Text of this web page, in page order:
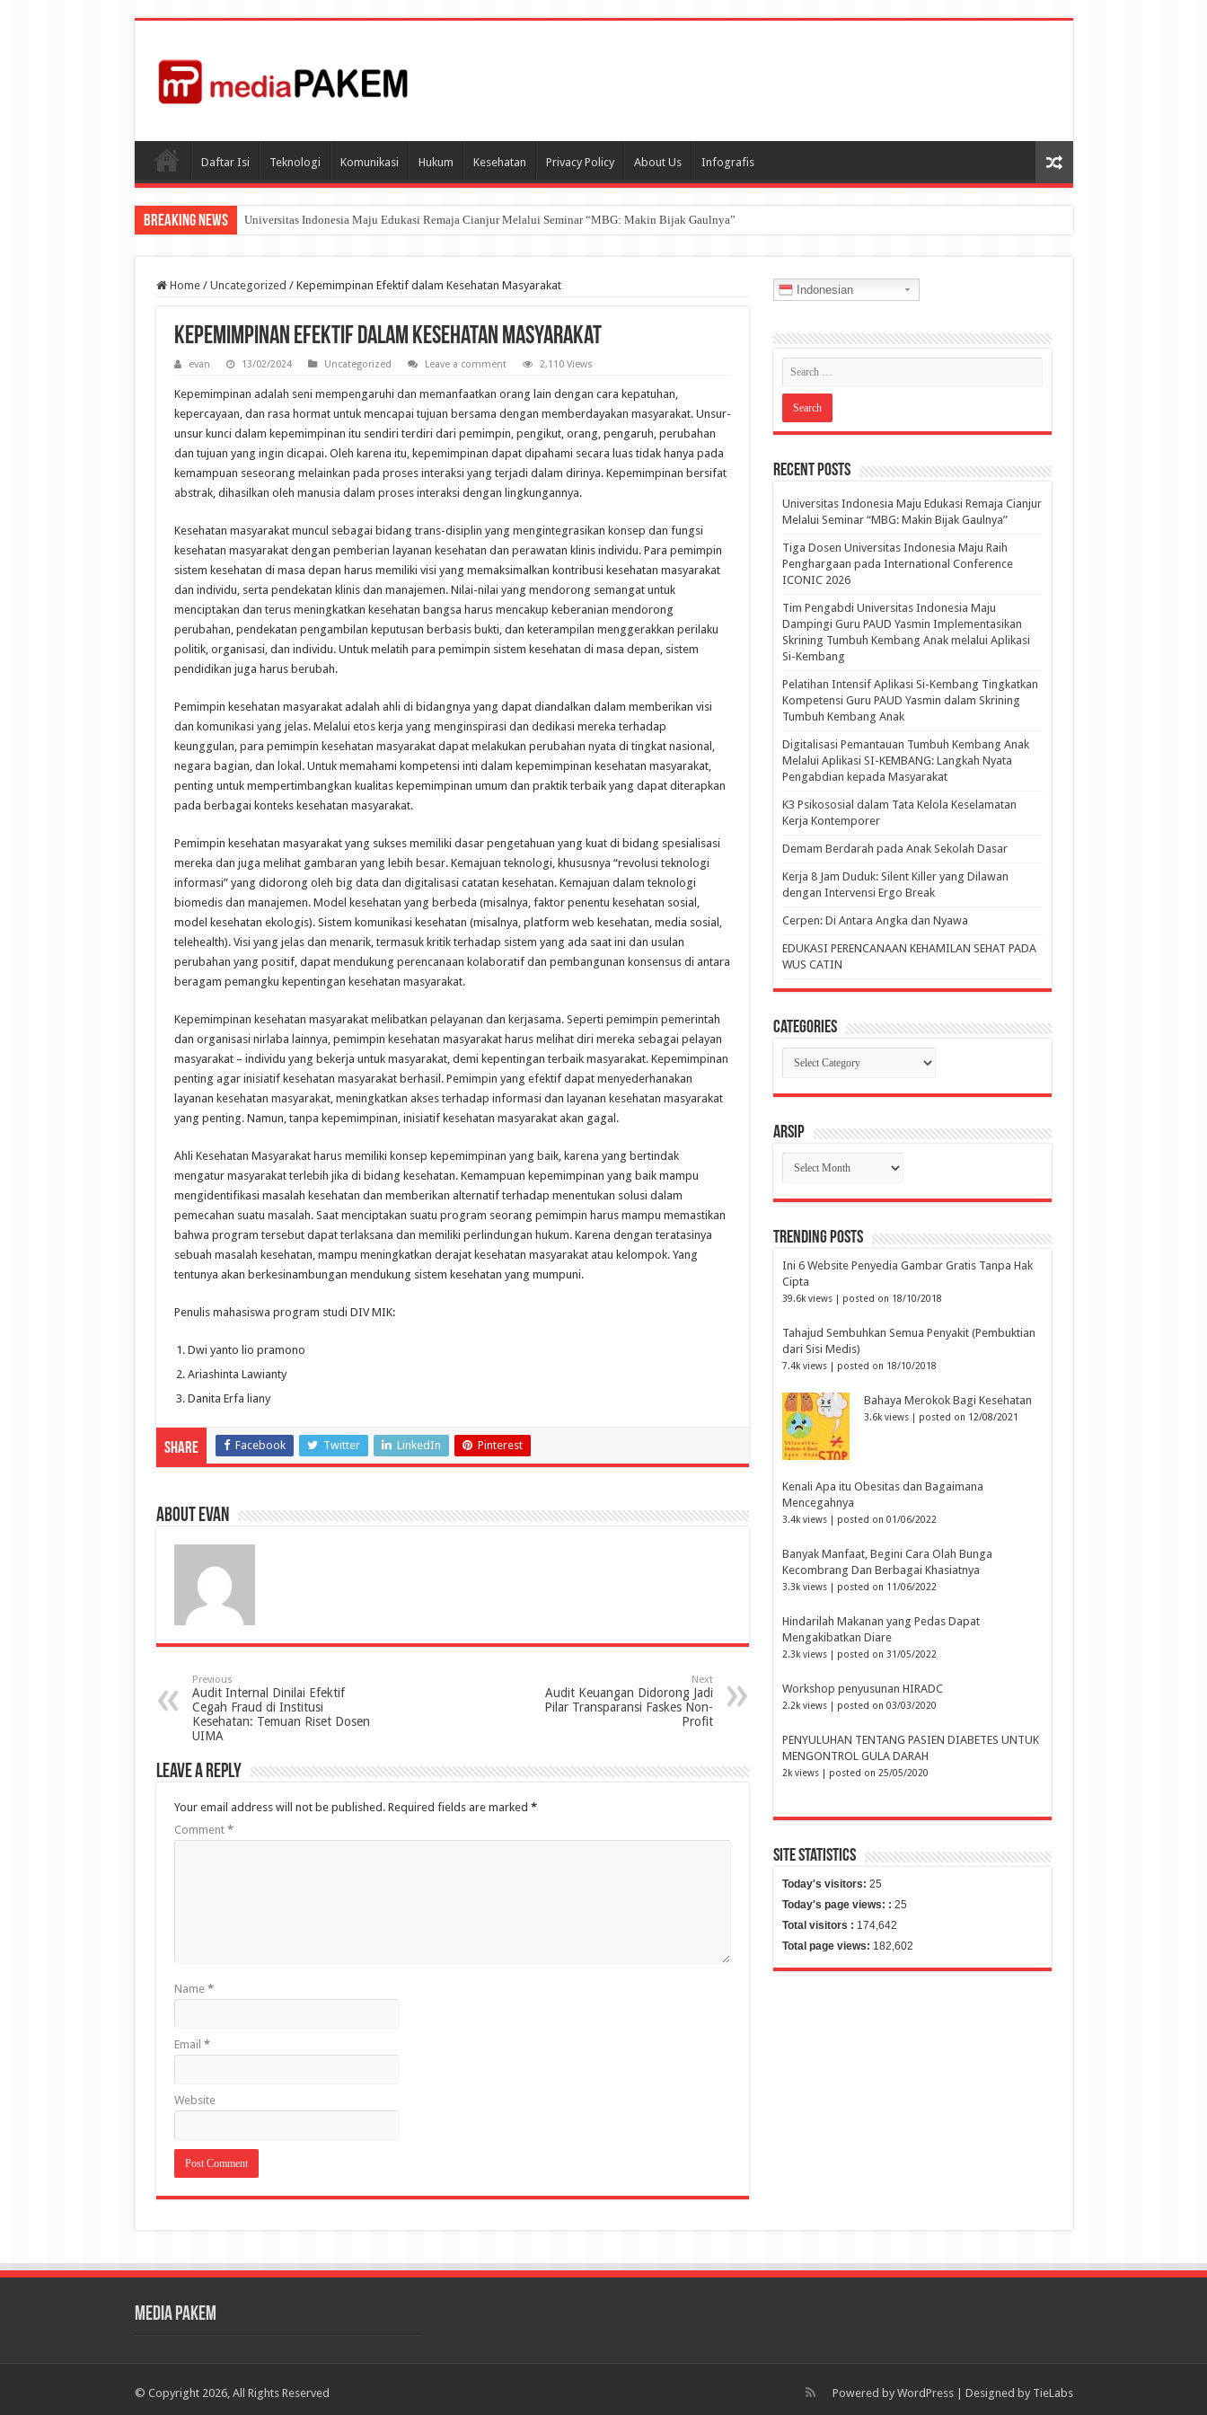
Daftar Isi Teknologi Komunikasi Hukum Kesehatan Privacy Policy About Us Infografis
Breaking News Universitas Indonesia Maju Edukasi Remaja Cianjur Melalui Seminar “MBG: Makin Bijak Gaulnya”
Home / Uncategorized / Kepemimpinan Efektif dalam Kesehatan Masyarakat
Kepemimpinan Efektif dalam Kesehatan Masyarakat
evan 13/02/2024 Uncategorized Leave a comment 2,110 Views
Kepemimpinan adalah seni mempengaruhi dan memanfaatkan orang lain dengan cara kepatuhan,
kepercayaan, dan rasa hormat untuk mencapai tujuan bersama dengan memberdayakan masyarakat. Unsur-
unsur kunci dalam kepemimpinan itu sendiri terdiri dari pemimpin, pengikut, orang, pengaruh, perubahan
dan tujuan yang ingin dicapai. Oleh karena itu, kepemimpinan dapat dipahami secara luas tidak hanya pada
kemampuan seseorang melainkan pada proses interaksi yang terjadi dalam dirinya. Kepemimpinan bersifat
abstrak, dihasilkan oleh manusia dalam proses interaksi dengan lingkungannya.
Kesehatan masyarakat muncul sebagai bidang trans-disiplin yang mengintegrasikan konsep dan fungsi
kesehatan masyarakat dengan pemberian layanan kesehatan dan perawatan klinis individu. Para pemimpin
sistem kesehatan di masa depan harus memiliki visi yang memaksimalkan kontribusi kesehatan masyarakat
dan individu, serta pendekatan klinis dan manajemen. Nilai-nilai yang mendorong semangat untuk
menciptakan dan terus meningkatkan kesehatan bangsa harus mencakup keberanian mendorong
perubahan, pendekatan pengambilan keputusan berbasis bukti, dan keterampilan menggerakkan perilaku
politik, organisasi, dan individu. Untuk melatih para pemimpin sistem kesehatan di masa depan, sistem
pendidikan juga harus berubah.
Pemimpin kesehatan masyarakat adalah ahli di bidangnya yang dapat diandalkan dalam memberikan visi
dan komunikasi yang jelas. Melalui etos kerja yang menginspirasi dan dedikasi mereka terhadap
keunggulan, para pemimpin kesehatan masyarakat dapat melakukan perubahan nyata di tingkat nasional,
negara bagian, dan lokal. Untuk memahami kompetensi inti dalam kepemimpinan kesehatan masyarakat,
penting untuk mempertimbangkan kualitas kepemimpinan umum dan praktik terbaik yang dapat diterapkan
pada berbagai konteks kesehatan masyarakat.
Pemimpin kesehatan masyarakat yang sukses memiliki dasar pengetahuan yang kuat di bidang spesialisasi
mereka dan juga melihat gambaran yang lebih besar. Kemajuan teknologi, khususnya “revolusi teknologi
informasi” yang didorong oleh big data dan digitalisasi catatan kesehatan. Kemajuan dalam teknologi
biomedis dan manajemen. Model kesehatan yang berbeda (misalnya, faktor penentu kesehatan sosial,
model kesehatan ekologis). Sistem komunikasi kesehatan (misalnya, platform web kesehatan, media sosial,
telehealth). Visi yang jelas dan menarik, termasuk kritik terhadap sistem yang ada saat ini dan usulan
perubahan yang positif, dapat mendukung perencanaan kolaboratif dan pembangunan konsensus di antara
beragam pemangku kepentingan kesehatan masyarakat.
Kepemimpinan kesehatan masyarakat melibatkan pelayanan dan kerjasama. Seperti pemimpin pemerintah
dan organisasi nirlaba lainnya, pemimpin kesehatan masyarakat harus melihat diri mereka sebagai pelayan
masyarakat – individu yang bekerja untuk masyarakat, demi kepentingan terbaik masyarakat. Kepemimpinan
penting agar inisiatif kesehatan masyarakat berhasil. Pemimpin yang efektif dapat menyederhanakan
layanan kesehatan masyarakat, meningkatkan akses terhadap informasi dan layanan kesehatan masyarakat
yang penting. Namun, tanpa kepemimpinan, inisiatif kesehatan masyarakat akan gagal.
Ahli Kesehatan Masyarakat harus memiliki konsep kepemimpinan yang baik, karena yang bertindak
mengatur masyarakat terlebih jika di bidang kesehatan. Kemampuan kepemimpinan yang baik mampu
mengidentifikasi masalah kesehatan dan memberikan alternatif terhadap menentukan solusi dalam
pemecahan suatu masalah. Saat menciptakan suatu program seorang pemimpin harus mampu memastikan
bahwa program tersebut dapat terlaksana dan memiliki perlindungan hukum. Karena dengan teratasinya
sebuah masalah kesehatan, mampu meningkatkan derajat kesehatan masyarakat atau kelompok. Yang
tentunya akan berkesinambungan mendukung sistem kesehatan yang mumpuni.
Penulis mahasiswa program studi DIV MIK:
Dwi yanto lio pramono
Ariashinta Lawianty
Danita Erfa liany
Share Facebook Twitter LinkedIn Pinterest
About evan
Previous
Audit Internal Dinilai Efektif
Cegah Fraud di Institusi
Kesehatan: Temuan Riset Dosen
UIMA
Next
Audit Keuangan Didorong Jadi
Pilar Transparansi Faskes Non-
Profit
Leave a Reply
Your email address will not be published. Required fields are marked *
Comment *
Name *
Email *
Website
Indonesian
Recent Posts
Universitas Indonesia Maju Edukasi Remaja Cianjur
Melalui Seminar “MBG: Makin Bijak Gaulnya”
Tiga Dosen Universitas Indonesia Maju Raih
Penghargaan pada International Conference
ICONIC 2026
Tim Pengabdi Universitas Indonesia Maju
Dampingi Guru PAUD Yasmin Implementasikan
Skrining Tumbuh Kembang Anak melalui Aplikasi
Si-Kembang
Pelatihan Intensif Aplikasi Si-Kembang Tingkatkan
Kompetensi Guru PAUD Yasmin dalam Skrining
Tumbuh Kembang Anak
Digitalisasi Pemantauan Tumbuh Kembang Anak
Melalui Aplikasi SI-KEMBANG: Langkah Nyata
Pengabdian kepada Masyarakat
K3 Psikososial dalam Tata Kelola Keselamatan
Kerja Kontemporer
Demam Berdarah pada Anak Sekolah Dasar
Kerja 8 Jam Duduk: Silent Killer yang Dilawan
dengan Intervensi Ergo Break
Cerpen: Di Antara Angka dan Nyawa
EDUKASI PERENCANAAN KEHAMILAN SEHAT PADA
WUS CATIN
Categories
Categories
Arsip
Arsip
Trending Posts
Ini 6 Website Penyedia Gambar Gratis Tanpa Hak
Cipta
39.6k views| posted on 18/10/2018
Tahajud Sembuhkan Semua Penyakit (Pembuktian
dari Sisi Medis)
7.4k views| posted on 18/10/2018
Bahaya Merokok Bagi Kesehatan
3.6k views| posted on 12/08/2021
Kenali Apa itu Obesitas dan Bagaimana
Mencegahnya
3.4k views| posted on 01/06/2022
Banyak Manfaat, Begini Cara Olah Bunga
Kecombrang Dan Berbagai Khasiatnya
3.3k views| posted on 11/06/2022
Hindarilah Makanan yang Pedas Dapat
Mengakibatkan Diare
2.3k views| posted on 31/05/2022
Workshop penyusunan HIRADC
2.2k views| posted on 03/03/2020
PENYULUHAN TENTANG PASIEN DIABETES UNTUK
MENGONTROL GULA DARAH
2k views| posted on 25/05/2020
Site Statistics
Today's visitors: 25
Today's page views: : 25
Total visitors : 174,642
Total page views: 182,602
Media Pakem
Powered by WordPress| Designed by TieLabs
© Copyright 2026, All Rights Reserved